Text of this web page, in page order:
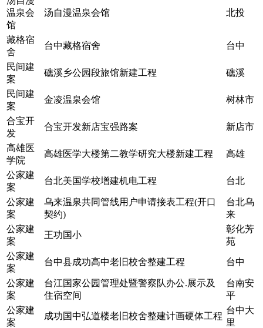
温泉会
馆
汤自漫温泉会馆 北投
藏格宿
舍
台中藏格宿舍 台中
民间建
案
礁溪乡公园段旅馆新建工程 礁溪
民间建
案
金凌温泉会馆 树林市
合宝开
发
合宝开发新店宝强路案 新店市
高雄医
学院
高雄医学大楼第二教学研究大楼新建工程 高雄
公家建
案
台北美国学校增建机电工程 台北
公家建
案
乌来温泉共同管线用户申请接表工程(开口
契约)
台北乌
来
公家建
案
王功国小
彰化芳
苑
公家建
案
台中县成功高中老旧校舍整建工程 台中
公家建
案
台江国家公园管理处暨警察队办公.展示及
住宿空间
台南安
平
公家建
案
成功国中弘道楼老旧校舍整建计画硬体工程
台中大
里